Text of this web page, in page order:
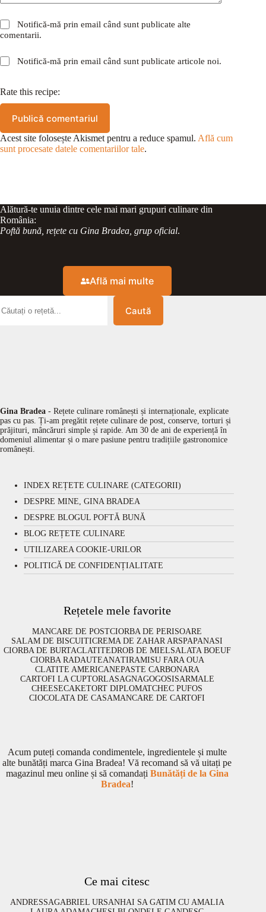
Notifică-mă prin email când sunt publicate alte
comentarii.
Notifică-mă prin email când sunt publicate articole noi.
Rate this recipe:
Publică comentariul
Acest site folosește Akismet pentru a reduce spamul. Află cum
sunt procesate datele comentariilor tale.
Alătură-te unuia dintre cele mai mari grupuri culinare din
România:
Poftă bună, rețete cu Gina Bradea, grup oficial.
Află mai multe
Caută
Gina Bradea - Rețete culinare românești și internaționale, explicate
pas cu pas. Ți-am pregătit rețete culinare de post, conserve, torturi și
prăjituri, mâncăruri simple și rapide. Am 30 de ani de experiență în
domeniul alimentar și o mare pasiune pentru tradițiile gastronomice
românești.
INDEX REȚETE CULINARE (CATEGORII)
DESPRE MINE, GINA BRADEA
DESPRE BLOGUL POFTĂ BUNĂ
BLOG REȚETE CULINARE
UTILIZAREA COOKIE-URILOR
POLITICĂ DE CONFIDENȚIALITATE
Rețetele mele favorite
MANCARE DE POSTCIORBA DE PERISOARE
SALAM DE BISCUITICREMA DE ZAHAR ARSPAPANASI
CIORBA DE BURTACLATITEDROB DE MIELSALATA BOEUF
CIORBA RADAUTEANATIRAMISU FARA OUA
CLATITE AMERICANEPASTE CARBONARA
CARTOFI LA CUPTORLASAGNAGOGOSISARMALE
CHEESECAKETORT DIPLOMATCHEC PUFOS
CIOCOLATA DE CASAMANCARE DE CARTOFI
Acum puteți comanda condimentele, ingredientele și multe
alte bunătăți marca Gina Bradea! Vă recomand să vă uitați pe
magazinul meu online și să comandați Bunătăți de la Gina
Bradea!
Ce mai citesc
ANDRESSAGABRIEL URSANHAI SA GATIM CU AMALIA